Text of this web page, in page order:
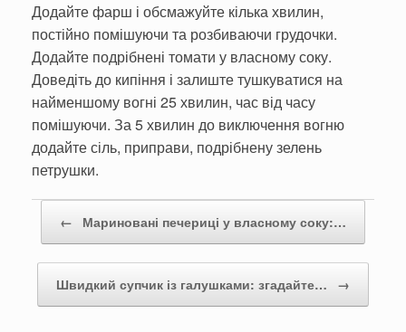
Додайте фарш і обсмажуйте кілька хвилин,
постійно помішуючи та розбиваючи грудочки.
Додайте подрібнені томати у власному соку.
Доведіть до кипіння і залиште тушкуватися на
найменшому вогні 25 хвилин, час від часу
помішуючи. За 5 хвилин до виключення вогню
додайте сіль, приправи, подрібнену зелень
петрушки.
← Мариновані печериці у власному соку:…
Швидкий супчик із галушками: згадайте… →